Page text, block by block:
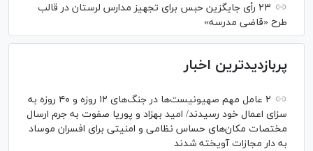
۲۳ رأی جایگزین حبس برای تجهیز مدارس لرستان در قالب
طرح «قاضی مدرسه»
پربازدیدترین اخبار
۲ عامل مهم صهیونیست‌ها در جنگ‌های ۱۲ روزه و ۴۰ روزه به
سزای اعمال خود رسیدند/ امید بهزاد و پوریا صفوت به جرم ارسال
مختصات مکان‌های حساس نظامی و امنیتی برای افسران موساد
به دار مجازات آویخته شدند